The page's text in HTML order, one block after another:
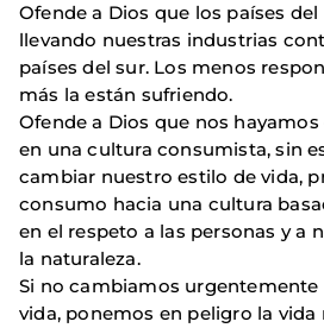
Ofende a Dios que los países
llevando nuestras industrias
países del sur. Los menos
más la están sufriendo.
Ofende a Dios que nos
en una cultura consumista, sin
cambiar nuestro estilo de vida,
consumo hacia una cultura
en el respeto a las personas y a
la naturaleza.
Si no cambiamos
vida, ponemos en peligro la vida